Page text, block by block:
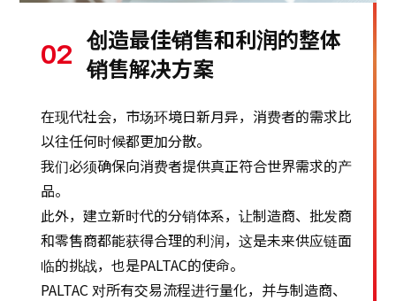
02 创造最佳销售和利润的整体
销售解决方案
在现代社会，市场环境日新月异，消费者的需求比
以往任何时候都更加分散。
我们必须确保向消费者提供真正符合世界需求的产
品。
此外，建立新时代的分销体系，让制造商、批发商
和零售商都能获得合理的利润，这是未来供应链面
临的挑战，也是PALTAC的使命。
PALTAC 对所有交易流程进行量化，并与制造商、